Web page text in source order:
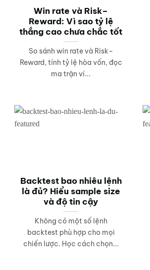
Win rate và Risk–
Reward: Vì sao tỷ lệ
thắng cao chưa chắc tốt
So sánh win rate và Risk–
Reward, tính tỷ lệ hòa vốn, đọc
ma trận ví...
Backtest bao nhiêu lệnh
là đủ? Hiểu sample size
và độ tin cậy
Không có một số lệnh
backtest phù hợp cho mọi
chiến lược. Học cách chọn...